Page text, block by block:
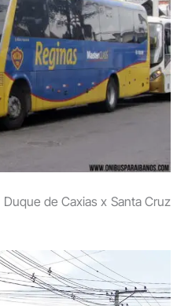
de Caxias x Santa Cruz